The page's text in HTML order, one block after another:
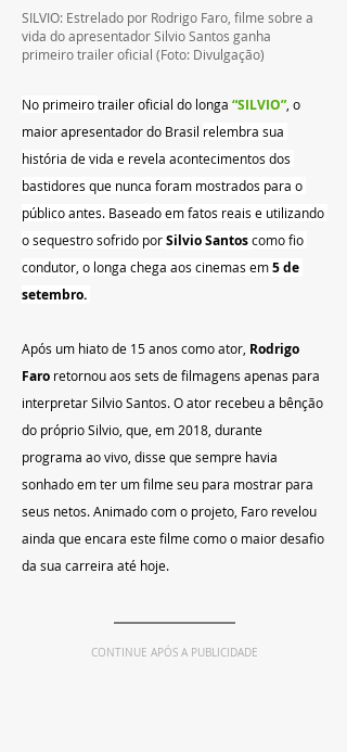
SILVIO: Estrelado por Rodrigo Faro, filme sobre a
vida do apresentador Silvio Santos ganha
primeiro trailer oficial (Foto: Divulgação)
No primeiro trailer oficial do longa “SILVIO” , o
maior apresentador do Brasil relembra sua
história de vida e revela acontecimentos dos
bastidores que nunca foram mostrados para o
público antes. Baseado em fatos reais e utilizando
o sequestro sofrido por Silvio Santos como fio
condutor, o longa chega aos cinemas em 5 de
setembro.
Após um hiato de 15 anos como ator, Rodrigo
Faro retornou aos sets de filmagens apenas para
interpretar Silvio Santos. O ator recebeu a bênção
do próprio Silvio, que, em 2018, durante
programa ao vivo, disse que sempre havia
sonhado em ter um filme seu para mostrar para
seus netos. Animado com o projeto, Faro revelou
ainda que encara este filme como o maior desafio
da sua carreira até hoje.
CONTINUE APÓS A PUBLICIDADE